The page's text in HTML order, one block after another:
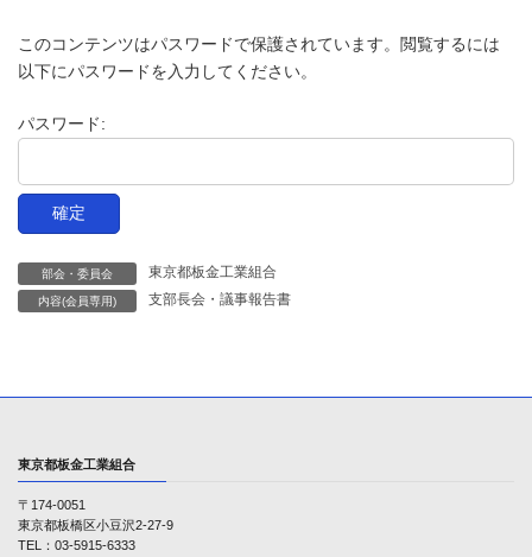
新
日
このコンテンツはパスワードで保護されています。閲覧するには
以下にパスワードを入力してください。
パスワード:
部会・委員会 東京都板金工業組合
内容(会員専用) 支部長会・議事報告書
東京都板金工業組合
〒174-0051
東京都板橋区小豆沢2-27-9
TEL：03-5915-6333